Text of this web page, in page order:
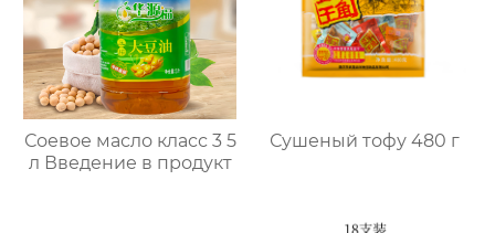
Соевое масло класс 3 5
л Введение в продукт
Сушеный тофу 480 г